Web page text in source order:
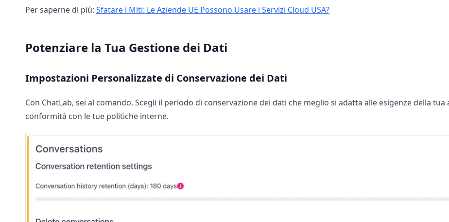
Per saperne di più: Sfatare i Miti: Le Aziende UE Possono Usare i Servizi Cloud USA?
Potenziare la Tua Gestione dei Dati
Impostazioni Personalizzate di Conservazione dei Dati
Con ChatLab, sei al comando. Scegli il periodo di conservazione dei dati che meglio si adatta alle esigenze della
conformità con le tue politiche interne.